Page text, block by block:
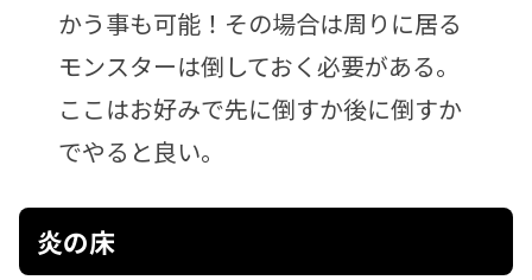
かう事も可能！その場合は周りに居る
モンスターは倒しておく必要がある。
ここはお好みで先に倒すか後に倒すか
でやると良い。
炎の床